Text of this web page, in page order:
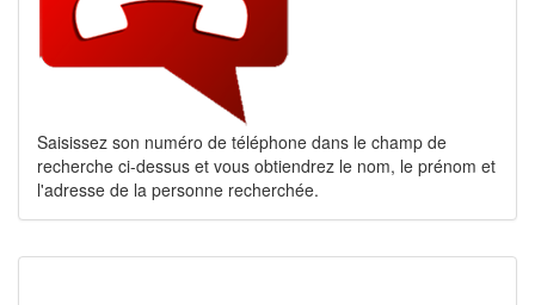
Saisissez son numéro de téléphone dans le champ de
recherche ci-dessus et vous obtiendrez le nom, le prénom et
l'adresse de la personne recherchée.